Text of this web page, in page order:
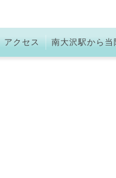
アクセス 南大沢駅から当